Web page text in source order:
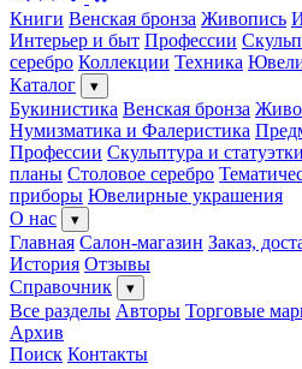
Книги Венская бронза Живопись
Интерьер и быт Профессии
серебро Коллекции Техника
Каталог
▾
Букинистика Венская бронза
Нумизматика и Фалеристика
Профессии Скульптура и статуэтки
планы Столовое серебро
приборы Ювелирные украшения
О нас
▾
Главная Салон-магазин Заказ,
История Отзывы
Справочник
▾
Все разделы Авторы Торговые
Архив
Поиск Контакты